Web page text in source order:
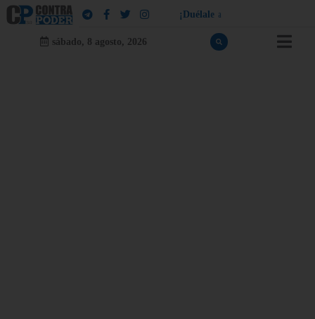
¡ Dué a e a
sábado, 8 agosto, 2026